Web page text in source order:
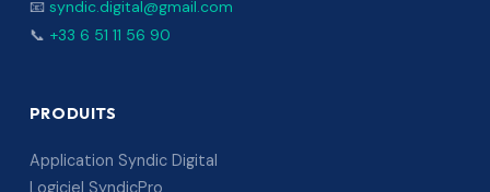
📧 syndic.digital@gmail.com
📞 +33 6 51 11 56 90
PRODUITS
Application Syndic Digital
Logiciel SyndicPro